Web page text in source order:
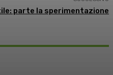
parte la sperimentazione